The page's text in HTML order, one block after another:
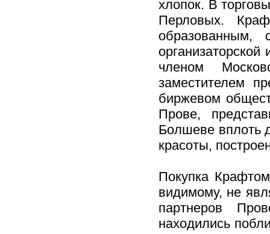
хлопок. В
Перловых.
образованным,
членом
заместителем
биржевом
Прове,
Болшеве вплоть
красоты,
Покупка
видимому, не
партнеров
находились